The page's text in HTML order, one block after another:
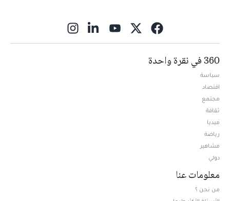
360 في نقرة واحدة
سياسة
اقتصاد
مجتمع
ثقافة
ميديا
رياضة
مشاهير
دولي
معلومات عنا
من نحن ؟